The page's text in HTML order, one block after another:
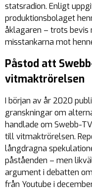
statsradion. Enligt
produktionsbolaget
åklagaren – trots
misstankarna mot
Påstod att
vitmaktrörelsen
I början av år 2020
granskningar om
handlade om Swebb-
till vitmaktrörelsen.
långdragna
påståenden – men
argument i debatten om
från Youtube i